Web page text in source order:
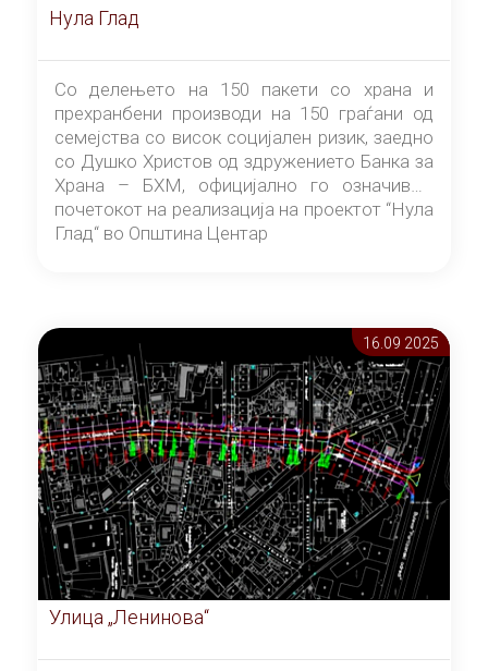
Нула Глад
Со делењето на 150 пакети со храна и
прехранбени производи на 150 граѓани од
семејства со висок социјален ризик, заедно
со Душко Христов од здружението Банка за
Храна – БХМ, официјално го означивме
почетокот на реализација на проектот “Нула
Глад“ во Општина Центар
16.09 2025
Улица „Ленинова“